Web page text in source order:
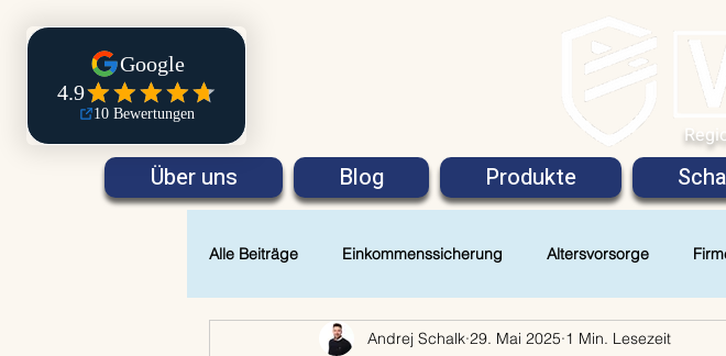
Über uns Blog Produkte
Alle Beiträge Einkommenssicherung Altersvorsorge
Andrej Schalk 29. Mai 2025 1 Min. Lesezeit